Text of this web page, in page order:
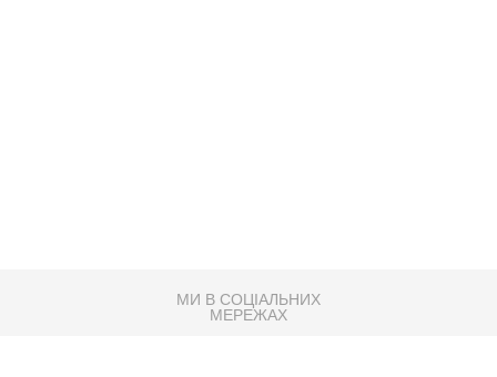
МИ В СОЦІАЛЬНИХ
МЕРЕЖАХ